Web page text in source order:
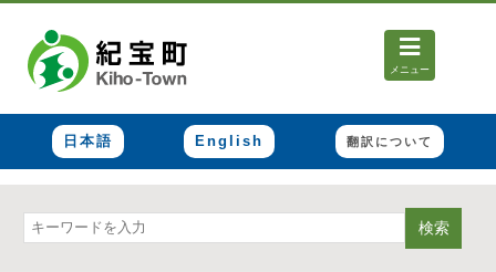
メニュー
日本語 English 翻訳について
検索